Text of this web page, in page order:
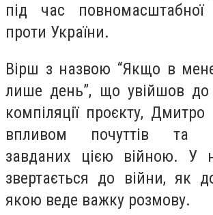
під час повномасштабної
проти України.
Вірш з назвою “Якщо в
лише день”, що увійшов до
компіляції проєкту,
впливом почуттів та
завданих цією війною. У
звертається до війни, як
якою веде важку розмову.